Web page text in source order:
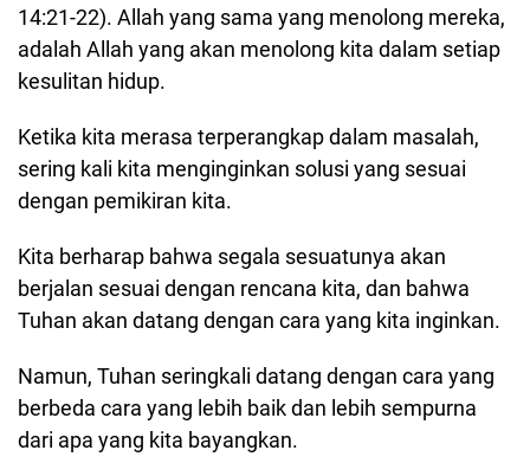
14:21-22). Allah yang sama yang menolong mereka,
adalah Allah yang akan menolong kita dalam setiap
kesulitan hidup.
Ketika kita merasa terperangkap dalam masalah,
sering kali kita menginginkan solusi yang sesuai
dengan pemikiran kita.
Kita berharap bahwa segala sesuatunya akan
berjalan sesuai dengan rencana kita, dan bahwa
Tuhan akan datang dengan cara yang kita inginkan.
Namun, Tuhan seringkali datang dengan cara yang
berbeda cara yang lebih baik dan lebih sempurna
dari apa yang kita bayangkan.